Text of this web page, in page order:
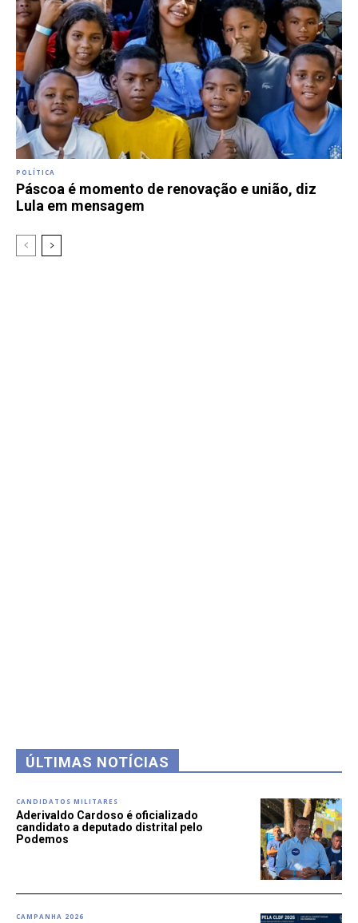
POLÍTICA
Páscoa é momento de renovação e união, diz
Lula em mensagem
ÚLTIMAS NOTÍCIAS
CANDIDATOS MILITARES
Aderivaldo Cardoso é oficializado
candidato a deputado distrital pelo
Podemos
CAMPANHA 2026